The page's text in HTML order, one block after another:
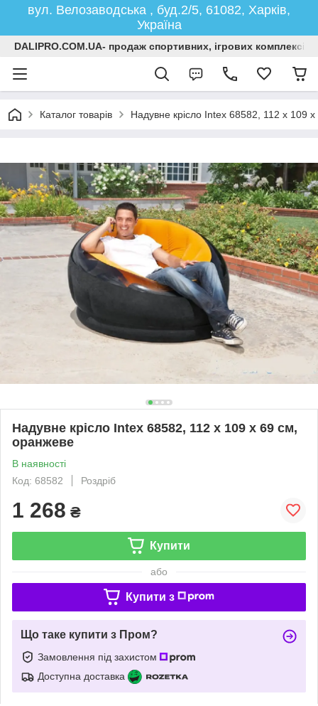
вул. Велозаводська , буд.2/5, 61082, Харків,
Україна
DALIPRO.COM.UA- продаж спортивних, ігрових
Каталог товарів Надувне крісло Intex 68582, 112 х 109
Надувне крісло Intex 68582, 112 х 109 х 69 см,
оранжеве
В наявності
Код: 68582
Роздріб
1 268 ₴
Купити
або
Купити з
Що таке купити з Пром?
Замовлення під захистом
Доступна доставка